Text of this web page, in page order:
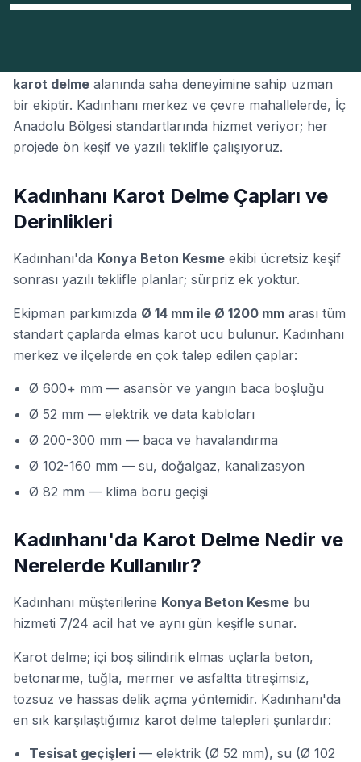
karot delme alanında saha deneyimine sahip uzman
bir ekiptir. Kadınhanı merkez ve çevre mahallelerde, İç
Anadolu Bölgesi standartlarında hizmet veriyor; her
projede ön keşif ve yazılı teklifle çalışıyoruz.
Kadınhanı Karot Delme Çapları ve
Derinlikleri
Kadınhanı'da Konya Beton Kesme ekibi ücretsiz keşif
sonrası yazılı teklifle planlar; sürpriz ek yoktur.
Ekipman parkımızda Ø 14 mm ile Ø 1200 mm arası tüm
standart çaplarda elmas karot ucu bulunur. Kadınhanı
merkez ve ilçelerde en çok talep edilen çaplar:
Ø 600+ mm — asansör ve yangın baca boşluğu
Ø 52 mm — elektrik ve data kabloları
Ø 200-300 mm — baca ve havalandırma
Ø 102-160 mm — su, doğalgaz, kanalizasyon
Ø 82 mm — klima boru geçişi
Kadınhanı'da Karot Delme Nedir ve
Nerelerde Kullanılır?
Kadınhanı müşterilerine Konya Beton Kesme bu
hizmeti 7/24 acil hat ve aynı gün keşifle sunar.
Karot delme; içi boş silindirik elmas uçlarla beton,
betonarme, tuğla, mermer ve asfaltta titreşimsiz,
tozsuz ve hassas delik açma yöntemidir. Kadınhanı'da
en sık karşılaştığımız karot delme talepleri şunlardır:
Tesisat geçişleri — elektrik (Ø 52 mm), su (Ø 102